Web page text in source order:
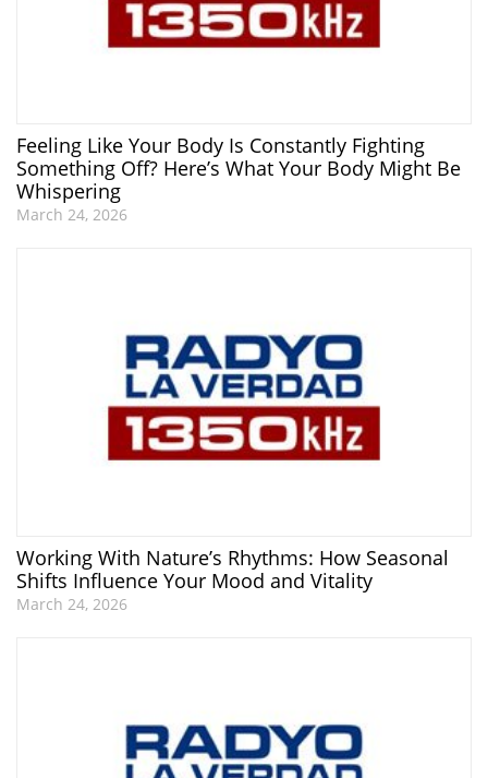
Feeling Like Your Body Is Constantly Fighting
Something Off? Here’s What Your Body Might Be
Whispering
March 24, 2026
Working With Nature’s Rhythms: How Seasonal
Shifts Influence Your Mood and Vitality
March 24, 2026